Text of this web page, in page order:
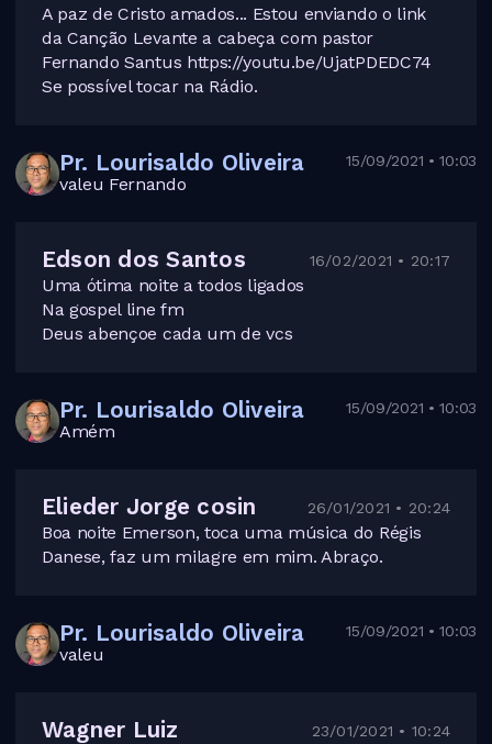
A paz de Cristo amados... Estou enviando o link
da Canção Levante a cabeça com pastor
Fernando Santus https://youtu.be/UjatPDEDC74
Se possível tocar na Rádio.
Pr. Lourisaldo Oliveira 15/09/2021 • 10:03
valeu Fernando
Edson dos Santos 16/02/2021 • 20:17
Uma ótima noite a todos ligados
Na gospel line fm
Deus abençoe cada um de vcs
Pr. Lourisaldo Oliveira 15/09/2021 • 10:03
Amém
Elieder Jorge cosin 26/01/2021 • 20:24
Boa noite Emerson, toca uma música do Régis
Danese, faz um milagre em mim. Abraço.
Pr. Lourisaldo Oliveira 15/09/2021 • 10:03
valeu
Wagner Luiz 23/01/2021 • 10:24